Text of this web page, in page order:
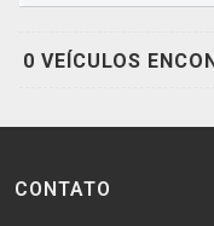
0 VEÍCULOS
CONTATO